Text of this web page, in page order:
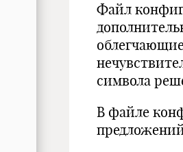
Файл
символа
В файле